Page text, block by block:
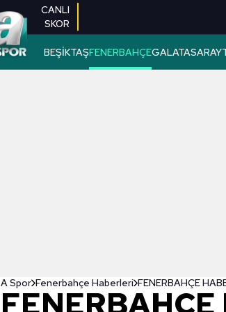
CANLI
SKOR
BEŞİKTAŞFENERBAHÇEGALATASARAY
A Spor Fenerbahçe Haberleri FENERBAHÇE